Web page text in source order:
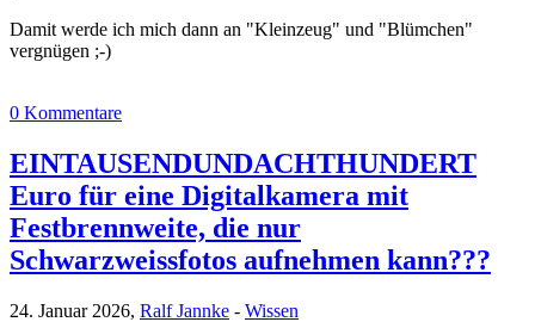
Damit werde ich mich dann an "Kleinzeug" und "Blümchen"
vergnügen ;-)
0 Kommentare
EINTAUSENDUNDACHTHUNDERT
Euro für eine Digitalkamera mit
Festbrennweite, die nur
Schwarzweissfotos aufnehmen kann???
24. Januar 2026, Ralf Jannke - Wissen